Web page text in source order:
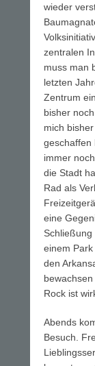
wieder
zentralen
muss man
letzten
Zentrum
bisher
mich
geschaffen
immer
die Stadt
Rad als
eine
einem
den
Rock ist
Abends
Besuch.